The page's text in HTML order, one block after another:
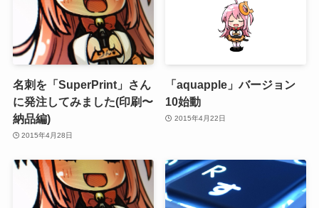
名刺を「SuperPrint」さん
に発注してみました(印刷〜
納品編)
2015年4月28日
「aquapple」バージョン
10始動
2015年4月22日